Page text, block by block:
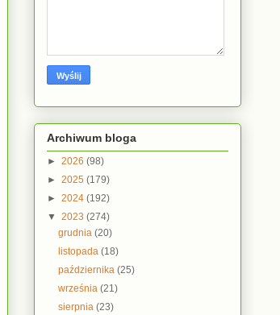
Archiwum bloga
► 2026 (98)
► 2025 (179)
► 2024 (192)
▼ 2023 (274)
grudnia(20)
listopada(18)
października(25)
września(21)
sierpnia(23)